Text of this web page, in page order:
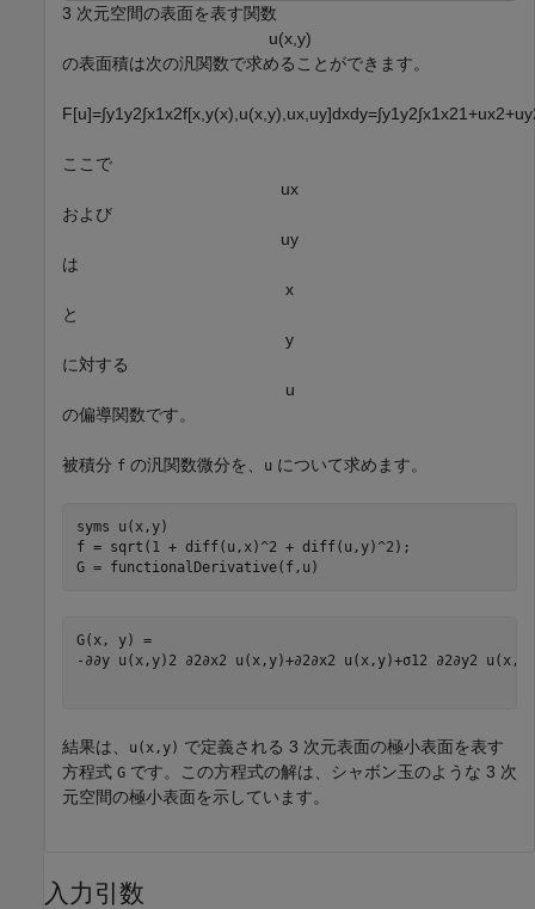
3 次元空間の表面を表す関数
u(x, y)
の表面積は次の汎関数で求めることができます。
F[u]=∫y1y2∫x1x2f[x y(x) u(x y) ux uy]dxdy=∫y1y2∫x1x21+ux2+uy
ここで
ux
および
uy
は
x
と
y
に対する
u
の偏導関数です。
被積分 f の汎関数微分を、 u について求めます。
syms
u(x,y)
f = sqrt(1 + diff(u,x)^2 + diff(u,y)^2);
G = functionalDerivative(f,u)
- ∂∂y u ( x , y) 2 ∂2∂x2 u ( x , y)+∂2∂x2 u ( x , y)+σ1 2 ∂2∂y2 u ( x ,
結果は、 u(x,y) で定義される 3 次元表面の極小表面を表す
方程式 G です。この方程式の解は、シャボン玉のような 3 次
元空間の極小表面を示しています。
入力引数